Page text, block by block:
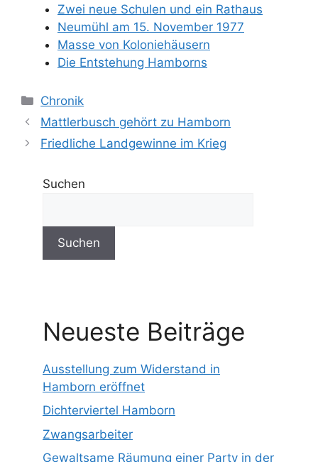
Zwei neue Schulen und ein Rathaus
Neumühl am 15. November 1977
Masse von Koloniehäusern
Die Entstehung Hamborns
Kategorien
Chronik
Mattlerbusch gehört zu Hamborn
Friedliche Landgewinne im Krieg
Suchen
Suchen
Neueste Beiträge
Ausstellung zum Widerstand in
Hamborn eröffnet
Dichterviertel Hamborn
Zwangsarbeiter
Gewaltsame Räumung einer Party in der